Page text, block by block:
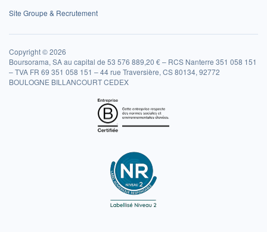
Site Groupe & Recrutement
Copyright © 2026
Boursorama, SA au capital de 53 576 889,20 € – RCS Nanterre 351 058 151
– TVA FR 69 351 058 151 – 44 rue Traversière, CS 80134, 92772
BOULOGNE BILLANCOURT CEDEX